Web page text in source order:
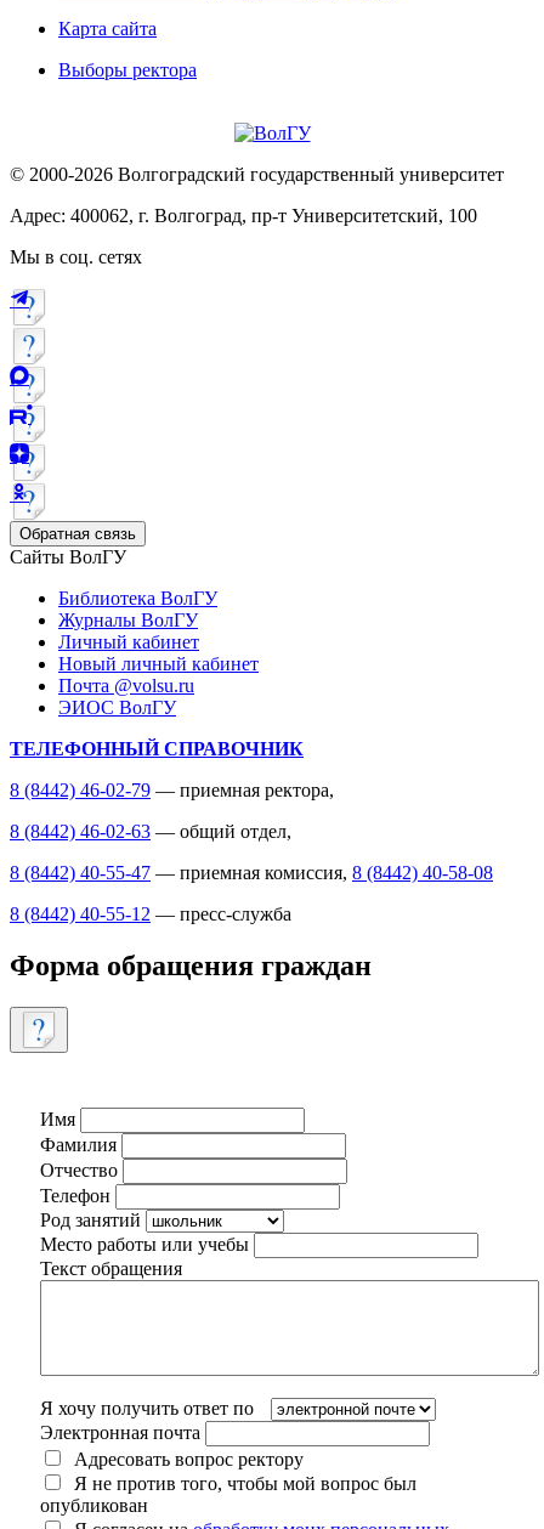
Карта сайта
Выборы ректора
© 2000-2026 Волгоградский государственный университет
Адрес: 400062, г. Волгоград, пр-т Университетский, 100
Мы в соц. сетях
Обратная связь
Сайты ВолГУ
Библиотека ВолГУ
Журналы ВолГУ
Личный кабинет
Новый личный кабинет
Почта @volsu.ru
ЭИОС ВолГУ
ТЕЛЕФОННЫЙ СПРАВОЧНИК
8 (8442) 46-02-79 — приемная ректора,
8 (8442) 46-02-63 — общий отдел,
8 (8442) 40-55-47 — приемная комиссия, 8 (8442) 40-58-08
8 (8442) 40-55-12 — пресс-служба
Форма обращения граждан
Имя
Фамилия
Отчество
Телефон
Род занятий
Место работы или учебы
Текст обращения
Я хочу получить ответ по
Электронная почта
Адресовать вопрос ректору
Я не против того, чтобы мой вопрос был
опубликован